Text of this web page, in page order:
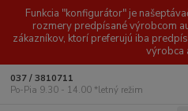
Funkcia "konfigurátor" je
rozmery predpísané výrobcom
zákazníkov, ktorí preferujú iba
výrobca
037 / 3810711
Po-Pia 9.30 - 14.00 *letný režim